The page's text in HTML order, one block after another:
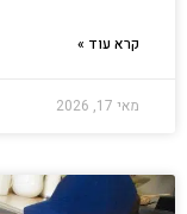
קרא עוד »
מאי 17, 2026